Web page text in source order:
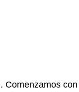
Comenzamos